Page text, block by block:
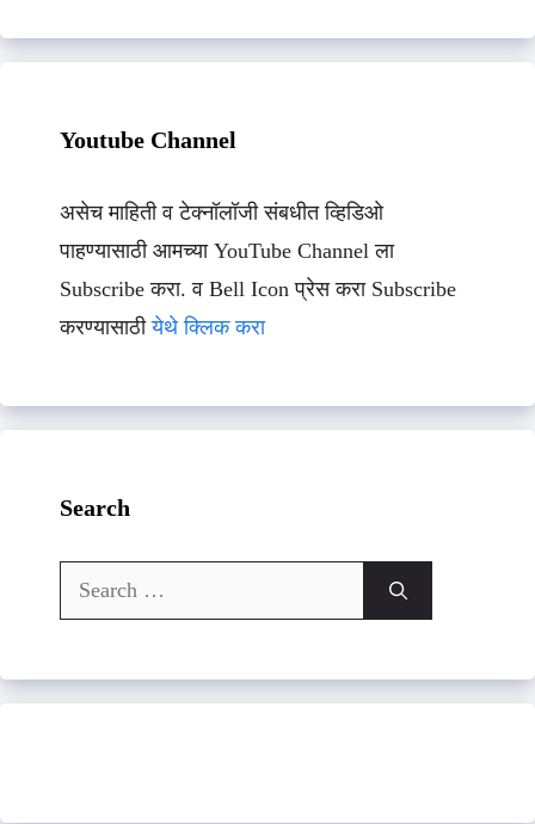
Youtube Channel
असेच माहिती व टेक्नॉलॉजी संबधीत व्हिडिओ
पाहण्यासाठी आमच्या YouTube Channel ला
Subscribe करा. व Bell Icon प्रेस करा Subscribe
करण्यासाठीयेथे क्लिक करा
Search
Search
for: